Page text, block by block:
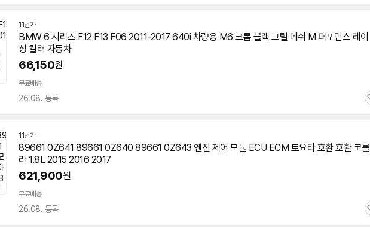
11번가
BMW 6 시리즈 F12 F13 F06 2011-2017 640i 차량용 M6 크롬 블랙 그릴 메쉬 M 퍼포먼스 레이
싱 컬러 자동차
66,150원
무료배송
26.08. 등록
11번가
89661 0Z641 89661 0Z640 89661 0Z643 엔진 제어 모듈 ECU ECM 토요타 호환 호환 코롤
라 1.8L 2015 2016 2017
621,900원
무료배송
26.08. 등록